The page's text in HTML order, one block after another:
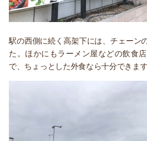
駅の西側に続く高架下には、チェーン
た。ほかにもラーメン屋などの飲食
で、ちょっとした外食なら十分できます